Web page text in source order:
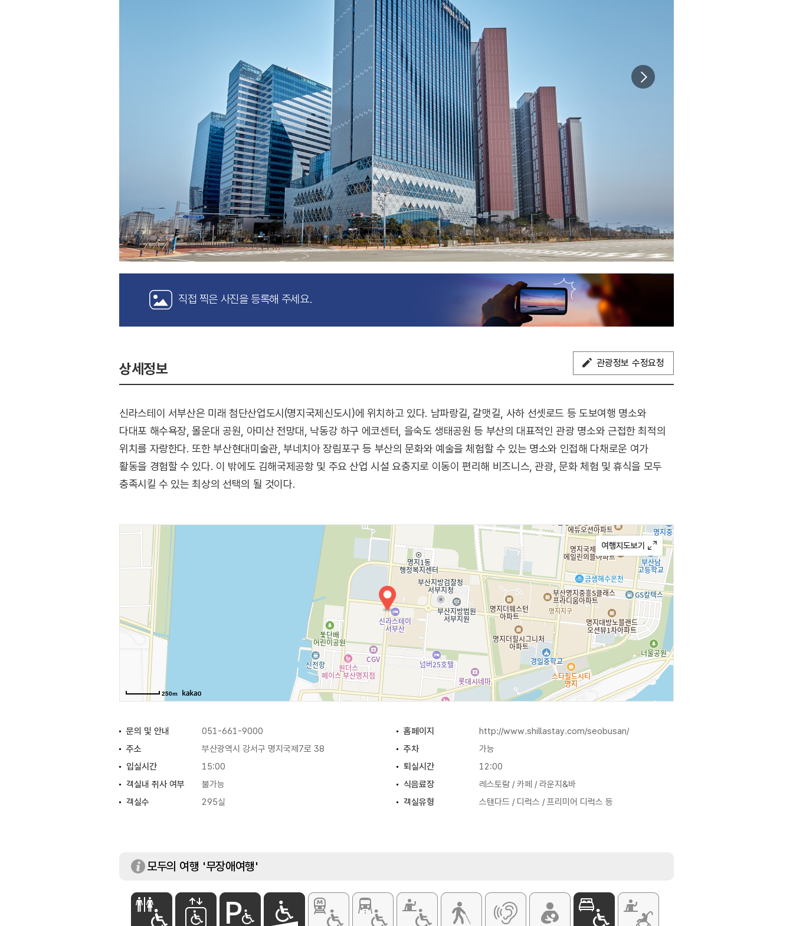
직접 찍은 사진을 등록해 주세요.
상세정보 관광정보 수정요청
신라스테이 서부산은 미래 첨단산업도시(명지국제신도시)에 위치하고 있다. 남파랑길, 갈맷길, 사하 선셋로드 등 도보여행 명소와
다대포 해수욕장, 몰운대 공원, 아미산 전망대, 낙동강 하구 에코센터, 을숙도 생태공원 등 부산의 대표적인 관광 명소와 근접한 최적의
위치를 자랑한다. 또한 부산현대미술관, 부네치아 장림포구 등 부산의 문화와 예술을 체험할 수 있는 명소와 인접해 다채로운 여가
활동을 경험할 수 있다. 이 밖에도 김해국제공항 및 주요 산업 시설 요충지로 이동이 편리해 비즈니스, 관광, 문화 체험 및 휴식을 모두
충족시킬 수 있는 최상의 선택의 될 것이다.
250m
문의 및 안내 051-661-9000 홈페이지
http://www.shillastay.com/seobusan/
주소
부산광역시 강서구 명지국제7로 38 주차
가능
입실시간
15:00 퇴실시간
12:00
객실내 취사 여부
불가능 식음료장
레스토랑 / 카페 / 라운지&바
객실수
295실 객실유형 스탠다드 / 디럭스 / 프리미어 디럭스 등
모두의 여행 '무장애여행'